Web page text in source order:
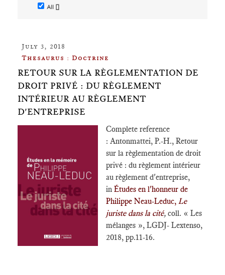
All []
July 3, 2018
Thesaurus : Doctrine
RETOUR SUR LA RÈGLEMENTATION DE
DROIT PRIVÉ : DU RÈGLEMENT
INTÉRIEUR AU RÈGLEMENT
D'ENTREPRISE
Complete reference
: Antonmattei, P.-H., Retour
sur la règlementation de droit
privé : du règlement intérieur
au règlement d'entreprise,
in Études en l'honneur de
Philippe Neau-Leduc, Le
juriste dans la cité, coll. « Les
mélanges », LGDJ- Lextenso,
2018, pp.11-16.